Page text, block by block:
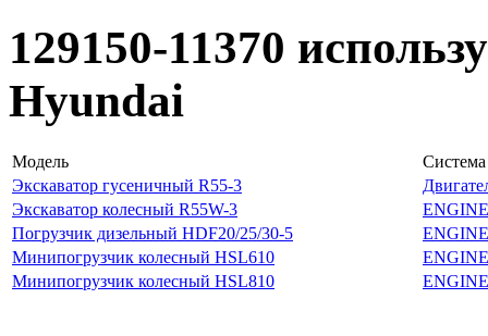
129150-11370
Hyundai
Модель
Система
Экскаватор гусеничный R55-3
Экскаватор колесный R55W-3
Погрузчик дизельный HDF20/25/30-5
Минипогрузчик колесный HSL610
Минипогрузчик колесный HSL810